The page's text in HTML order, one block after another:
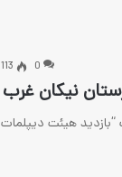
0
113
نیکان غرب
“بازدید هیئت دیپلمات